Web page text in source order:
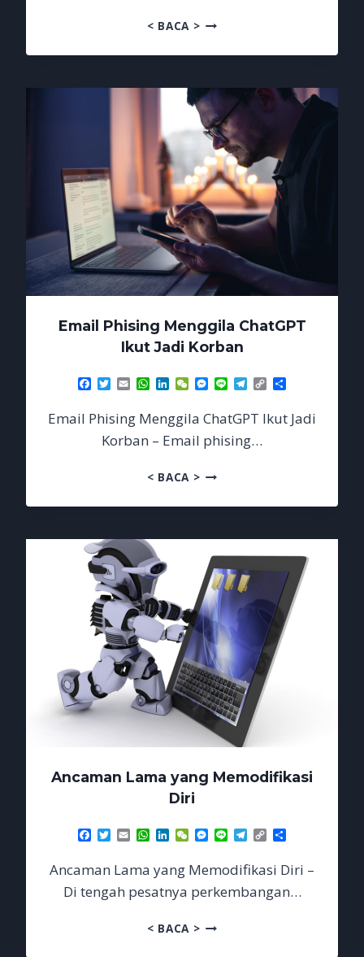
< BACA >EMAIL
KINI
SESI
LOGIN
Email Phising Menggila ChatGPT
Ikut Jadi Korban
Facebook
TwitterEmailWhatsApp
LinkedIn
WeChatMessenger
Line Telegram
Copy
Link
Email Phising Menggila ChatGPT Ikut Jadi
Korban – Email phising…
< BACA >EMAIL
MENGGILA
IKUT
JADI
KORBAN
Ancaman Lama yang Memodifikasi
Diri
Facebook
TwitterEmailWhatsApp
LinkedIn
WeChatMessenger
Line Telegram
Copy
Link
Ancaman Lama yang Memodifikasi Diri –
Di tengah pesatnya perkembangan…
< BACA >ANCAMAN